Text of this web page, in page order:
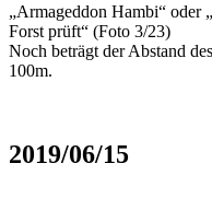
„Armageddon Hambi“ oder
Forst prüft“ (Foto 3/23)
Noch beträgt der Abstand
100m.
2019/06/15